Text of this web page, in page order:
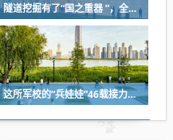
隧道挖掘有了“国之重器 ”，全球首台掘爆机在武汉下线
这所军校的“兵娃娃”46载接力，守护盲人宿舍